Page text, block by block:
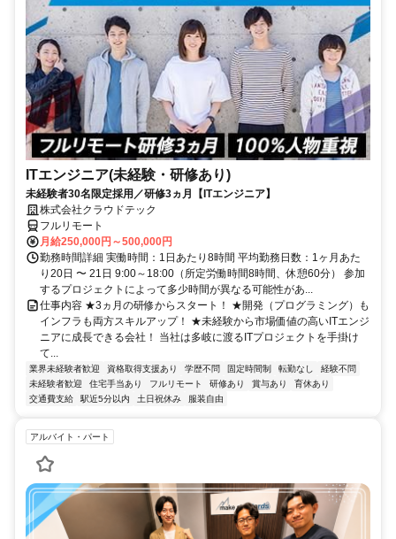
ITエンジニア(未経験・研修あり)
未経験者30名限定採用／研修3ヵ月【ITエンジニア】
株式会社クラウドテック
フルリモート
月給250,000円～500,000円
勤務時間詳細 実働時間：1日あたり8時間 平均勤務日数：1ヶ月あた
り20日 〜 21日 9:00～18:00（所定労働時間8時間、休憩60分） 参加
するプロジェクトによって多少時間が異なる可能性があ...
仕事内容 ★3ヵ月の研修からスタート！ ★開発（プログラミング）も
インフラも両方スキルアップ！ ★未経験から市場価値の高いITエンジ
ニアに成長できる会社！ 当社は多岐に渡るITプロジェクトを手掛け
て...
業界未経験者歓迎 資格取得支援あり 学歴不問 固定時間制 転勤なし
経験不問
未経験者歓迎
住宅手当あり フルリモート 研修あり 賞与あり
育休あり
交通費支給
駅近5分以内 土日祝休み 服装自由
アルバイト・パート